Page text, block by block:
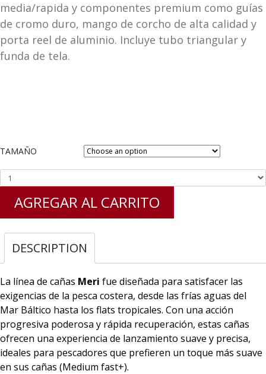
media/rapida y componentes premium como guías
de cromo duro, mango de corcho de alta calidad y
porta reel de aluminio. Incluye tubo triangular y
funda de tela.
TAMAÑO
AGREGAR AL CARRITO
DESCRIPTION
La línea de cañas Meri fue diseñada para satisfacer las
exigencias de la pesca costera, desde las frías aguas del
Mar Báltico hasta los flats tropicales. Con una acción
progresiva poderosa y rápida recuperación, estas cañas
ofrecen una experiencia de lanzamiento suave y precisa,
ideales para pescadores que prefieren un toque más suave
en sus cañas (Medium fast+).